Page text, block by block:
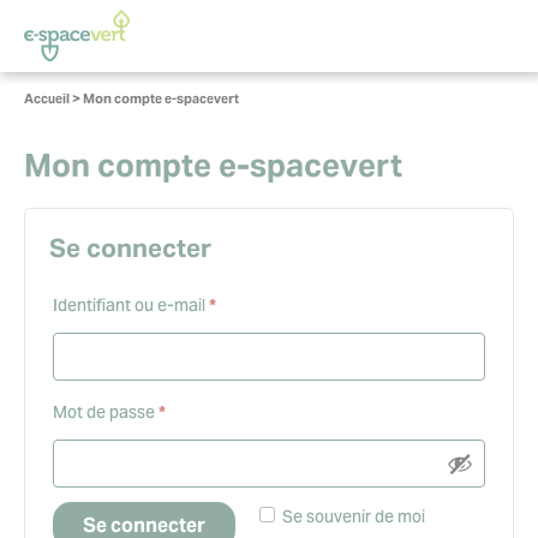
Panneau de gestion des cookies
Vous
Accueil>Mon compte e-spacevert
Mon compte e-spacevert
Se connecter
Identifiant ou e-mail *Obligatoire
Mot de passe*Obligatoire
Se souvenir de moi
Se connecter